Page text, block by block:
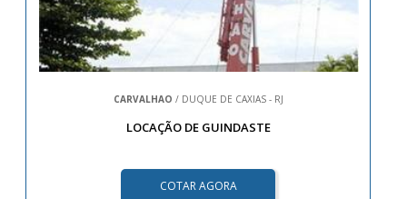
CARVALHAO / DUQUE DE CAXIAS - RJ
LOCAÇÃO DE GUINDASTE
COTAR AGORA